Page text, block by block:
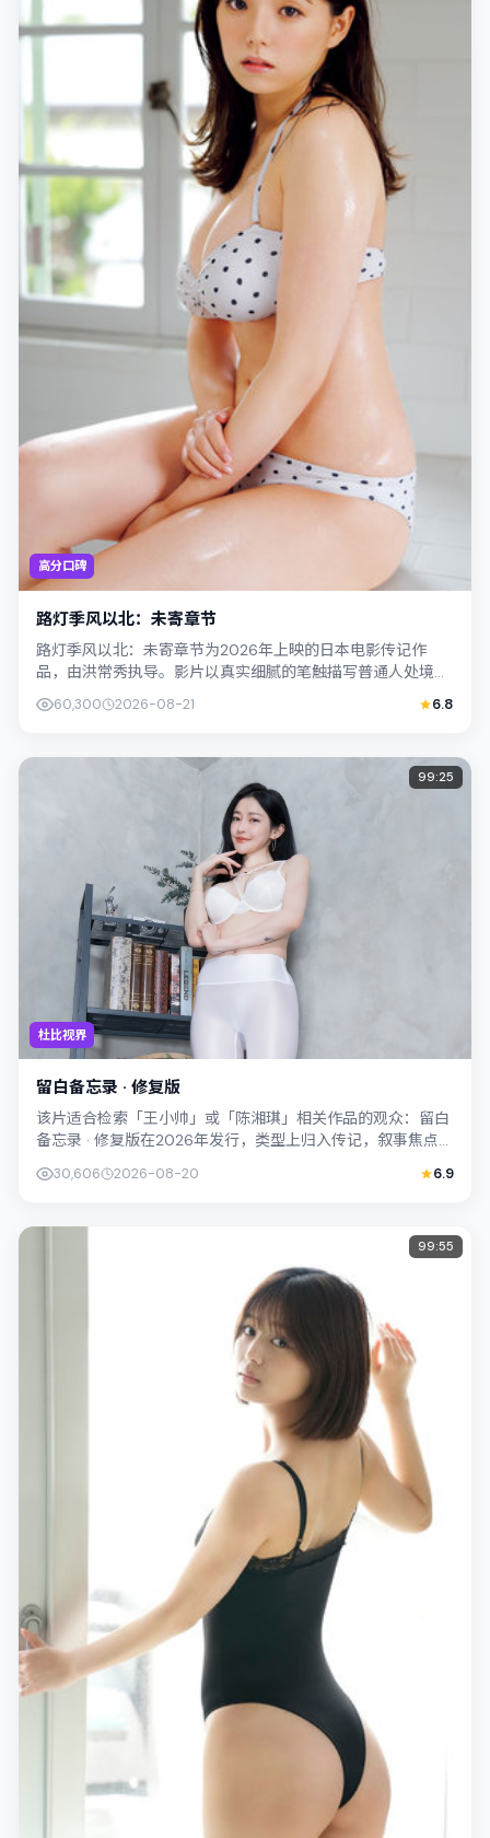
高分口碑
路灯季风以北：未寄章节
路灯季风以北：未寄章节为2026年上映的日本电影传记作
品，由洪常秀执导。影片以真实细腻的笔触描写普通人处境，
周冬雨与杨紫琼的对手戏张力十足，情节...
60,300 2026-08-21 6.8
杜比视界
99:25
留白备忘录 · 修复版
该片适合检索「王小帅」或「陈湘琪」相关作品的观众：留白
备忘录 · 修复版在2026年发行，类型上归入传记，叙事焦点落
30,606 2026-08-20 6.9
99:55